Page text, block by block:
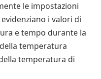
le impostazioni
i valori di
e tempo durante la
temperatura
temperatura di